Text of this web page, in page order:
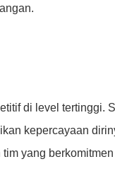
di level tertinggi.
kepercayaan
yang